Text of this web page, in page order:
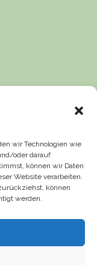
wir Technologien wie
oder darauf
können wir Daten
Website verarbeiten.
können
werden.